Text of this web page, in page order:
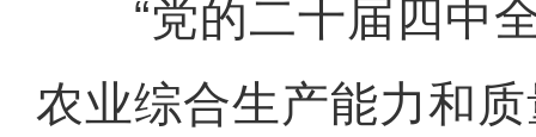
“党的二十届四中全
农业综合生产能力和